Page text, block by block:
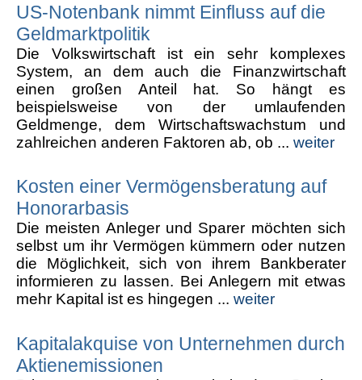
US-Notenbank nimmt Einfluss auf die
Geldmarktpolitik
Die Volkswirtschaft ist ein sehr komplexes
System, an dem auch die Finanzwirtschaft
einen großen Anteil hat. So hängt es
beispielsweise von der umlaufenden
Geldmenge, dem Wirtschaftswachstum und
zahlreichen anderen Faktoren ab, ob ... weiter
Kosten einer Vermögensberatung auf
Honorarbasis
Die meisten Anleger und Sparer möchten sich
selbst um ihr Vermögen kümmern oder nutzen
die Möglichkeit, sich von ihrem Bankberater
informieren zu lassen. Bei Anlegern mit etwas
mehr Kapital ist es hingegen ... weiter
Kapitalakquise von Unternehmen durch
Aktienemissionen